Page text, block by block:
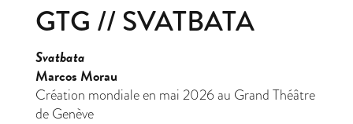
GTG // SVATBATA
Svatbata
Marcos Morau
Création mondiale en mai 2026 au Grand Théâtre
de Genève